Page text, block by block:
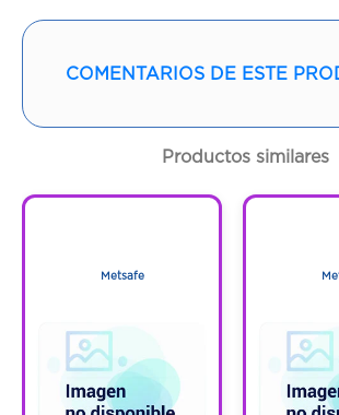
3 Tabletas
Código:1291335
COMENTARIOS DE ESTE
Productos similares
Metsafe